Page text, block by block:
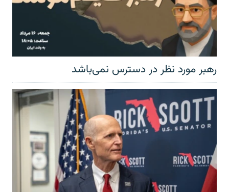
رهبر مورد نظر در دسترس نمی‌باشد